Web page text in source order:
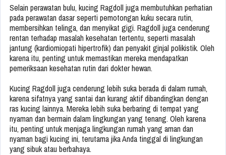
Selain perawatan bulu, kucing Ragdoll juga membutuhkan perhatian
pada perawatan dasar seperti pemotongan kuku secara rutin,
membersihkan telinga, dan menyikat gigi. Ragdoll juga cenderung
rentan terhadap masalah kesehatan tertentu, seperti masalah
jantung (kardiomiopati hipertrofik) dan penyakit ginjal polikistik. Oleh
karena itu, penting untuk memastikan mereka mendapatkan
pemeriksaan kesehatan rutin dari dokter hewan.
Kucing Ragdoll juga cenderung lebih suka berada di dalam rumah,
karena sifatnya yang santai dan kurang aktif dibandingkan dengan
ras kucing lainnya. Mereka lebih suka berbaring di tempat yang
nyaman dan bermain dalam lingkungan yang tenang. Oleh karena
itu, penting untuk menjaga lingkungan rumah yang aman dan
nyaman bagi kucing ini, terutama jika Anda tinggal di lingkungan
yang sibuk atau berbahaya.